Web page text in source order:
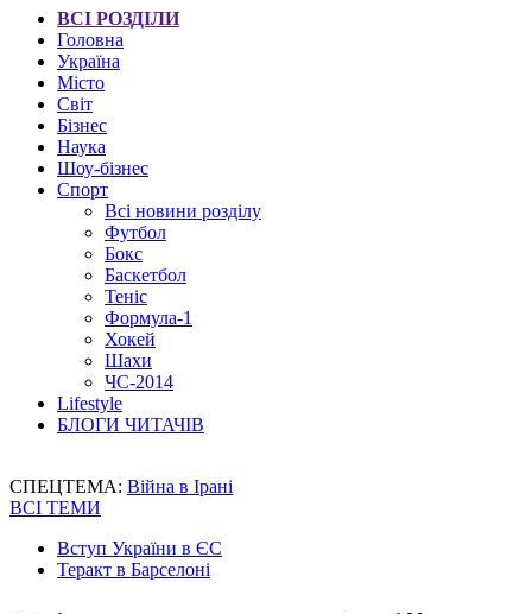
ВСІ РОЗДІЛИ
Головна
Україна
Місто
Світ
Бізнес
Наука
Шоу-бізнес
Спорт
Всі новини розділу
Футбол
Бокс
Баскетбол
Теніс
Формула-1
Хокей
Шахи
ЧС-2014
Lifestyle
БЛОГИ ЧИТАЧІВ
СПЕЦТЕМА: Війна в Ірані
ВСІ ТЕМИ
Вступ України в ЄС
Теракт в Барселоні